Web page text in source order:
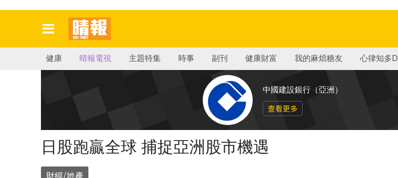
健康 晴報電視 主題特集 時事 副刊 健康財富 我的麻煩糖友 心律知多D
中國建設銀行（亞洲）
查看更多
日股跑贏全球 捕捉亞洲股市機遇
財經/地產